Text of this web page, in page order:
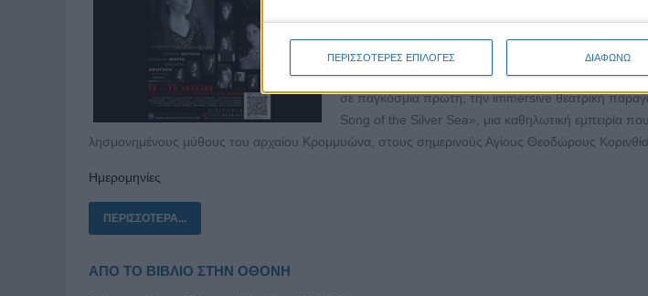
ΠΕΡΙΣΣΟΤΕΡΕΣ ΕΠΙΛΟΓΕΣ ΔΙΑΦΩΝΩ
αρχαίου Κρομμυώνα
Η DARKPLAY THEATREκαι το PETROSOPHY
σε παγκόσμια πρώτη, την immersive θεατρική
Song of the Silver Sea», μια καθηλωτική εμπειρία
λησμονημένους μύθους του αρχαίου Κρομμυώνα, στους σημερινούς Αγίους Θεοδώρους
Ημερομηνίες
ΠΕΡΙΣΣΌΤΕΡΑ...
ΑΠΟ ΤΟ ΒΙΒΛΙΟ ΣΤΗΝ ΟΘΟΝΗ